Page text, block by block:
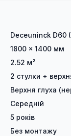
Deceuninck D60
1800 × 1400 мм
2.52 м²
2 стулки +
Верхня глуха
Середній
5 років
Без монтажу